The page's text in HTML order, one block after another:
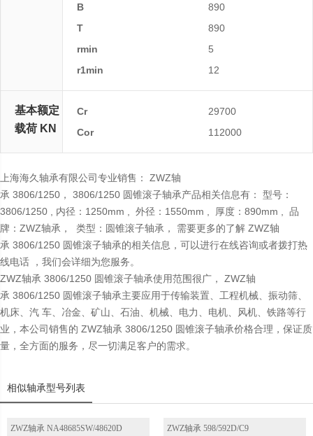
B
890
T
890
rmin
5
r1min
12
基本额定
载荷 KN
Cr
29700
Cor
112000
上海海久轴承有限公司专业销售： ZWZ轴
承 3806/1250， 3806/1250 圆锥滚子轴承产品相关信息有： 型号：
3806/1250 , 内径：1250mm , 外径：1550mm , 厚度：890mm , 品
牌：ZWZ轴承， 类型：圆锥滚子轴承， 需要更多的了解 ZWZ轴
承 3806/1250 圆锥滚子轴承的相关信息，可以进行在线咨询或者拨打热
线电话 ，我们会详细为您服务。
ZWZ轴承 3806/1250 圆锥滚子轴承使用范围很广， ZWZ轴
承 3806/1250 圆锥滚子轴承主要应用于传输装置、工程机械、振动筛、
机床、汽 车、冶金、矿山、石油、机械、电力、电机、风机、铁路等行
业，本公司销售的 ZWZ轴承 3806/1250 圆锥滚子轴承价格合理，保证质
量，全方面的服务，尽一切满足客户的需求。
相似轴承型号列表
ZWZ轴承 NA48685SW/48620D ZWZ轴承 598/592D/C9